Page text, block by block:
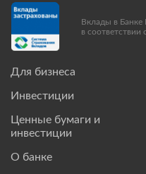
Для бизнеса
Инвестиции
Ценные бумаги и
инвестиции
О банке
Вклады в Банке
в соответствии